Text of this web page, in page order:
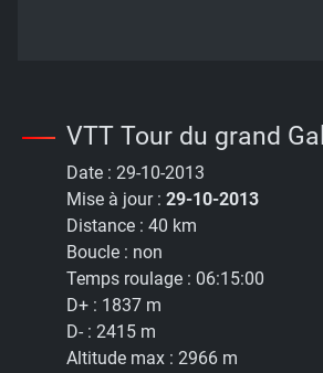
VTT Tour du grand
Date : 29-10-2013
Mise à jour : 29-10-2013
Distance : 40 km
Boucle : non
Temps roulage : 06:15:00
D+ : 1837 m
D- : 2415 m
Altitude max : 2966 m